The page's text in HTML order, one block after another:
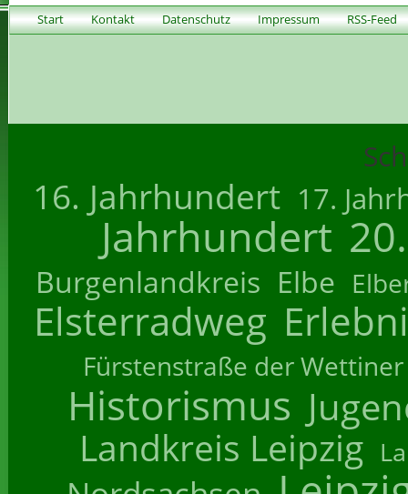
Start Kontakt Datenschutz Impressum RSS-Feed
16. Jahrhundert 17.
Jahrhundert
Burgenlandkreis Elbe
Elsterradweg
Fürstenstraße der Wettiner
Historismus
Landkreis Leipzig